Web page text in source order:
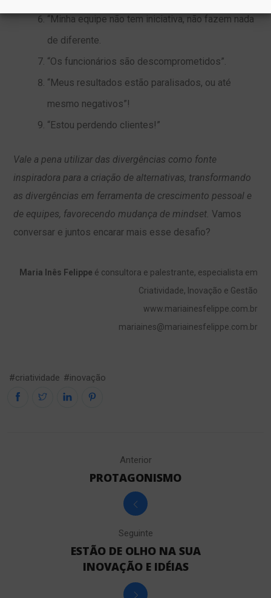
“Minha equipe não tem iniciativa, não fazem nada
de diferente.
“Os funcionários são descomprometidos”.
“Meus resultados estão paralisados, ou até
mesmo negativos”!
“Estou perdendo clientes!”
Vale a pena utilizar das divergências como fonte
inspiradora para a criação de alternativas, transformando
as divergências em ferramenta de crescimento pessoal e
de equipes, favorecendo mudança de mindset. Vamos
conversar e juntos encarar mais esse desafio?
Maria Inês Felippe é consultora e palestrante, especialista em
Criatividade, Inovação e Gestão
www.mariainesfelippe.com.br
mariaines@mariainesfelippe.com.br
#criatividade #inovação
Anterior
PROTAGONISMO
Seguinte
ESTÃO DE OLHO NA SUA
INOVAÇÃO E IDÉIAS